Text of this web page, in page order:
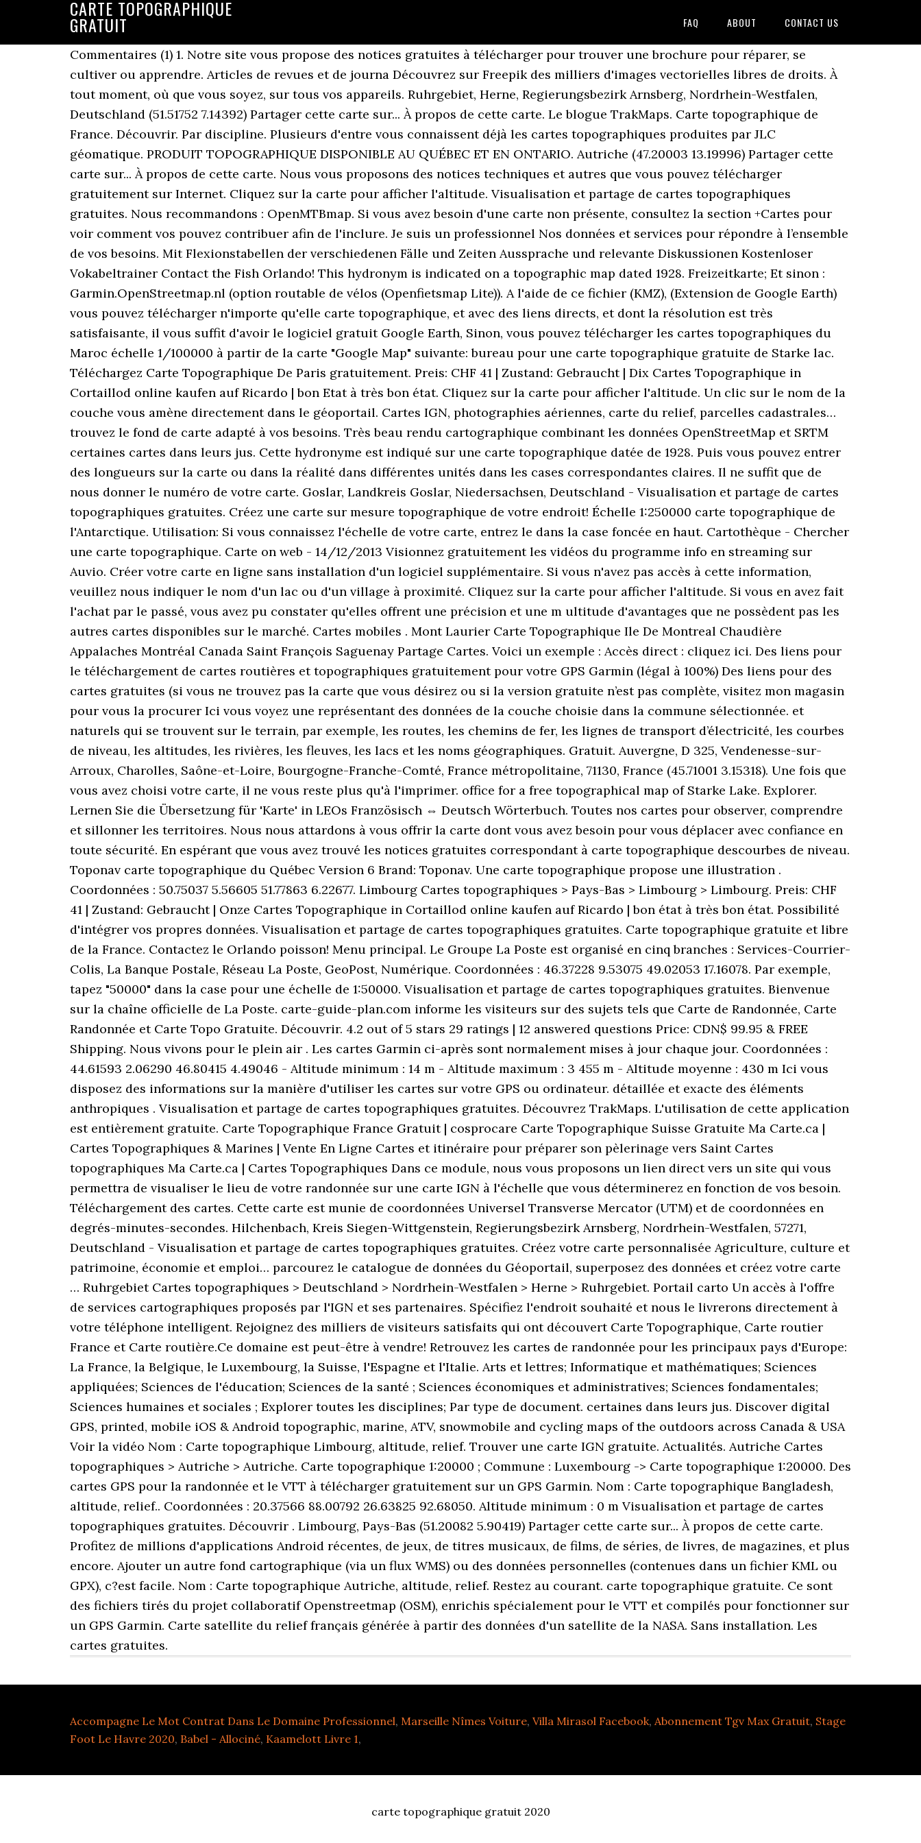
CARTE TOPOGRAPHIQUE
GRATUIT FAQ ABOUT CONTACT US
Commentaires (1) 1. Notre site vous propose des notices gratuites à télécharger pour trouver une brochure pour réparer, se cultiver ou apprendre. Articles de revues et de journa Découvrez sur Freepik des milliers d'images vectorielles libres de droits. À tout moment, où que vous soyez, sur tous vos appareils. Ruhrgebiet, Herne, Regierungsbezirk Arnsberg, Nordrhein-Westfalen, Deutschland (51.51752 7.14392) Partager cette carte sur... À propos de cette carte. Le blogue TrakMaps. Carte topographique de France. Découvrir. Par discipline. Plusieurs d'entre vous connaissent déjà les cartes topographiques produites par JLC géomatique. PRODUIT TOPOGRAPHIQUE DISPONIBLE AU QUÉBEC ET EN ONTARIO. Autriche (47.20003 13.19996) Partager cette carte sur... À propos de cette carte. Nous vous proposons des notices techniques et autres que vous pouvez télécharger gratuitement sur Internet. Cliquez sur la carte pour afficher l'altitude. Visualisation et partage de cartes topographiques gratuites. Nous recommandons : OpenMTBmap. Si vous avez besoin d'une carte non présente, consultez la section +Cartes pour voir comment vos pouvez contribuer afin de l'inclure. Je suis un professionnel Nos données et services pour répondre à l’ensemble de vos besoins. Mit Flexionstabellen der verschiedenen Fälle und Zeiten Aussprache und relevante Diskussionen Kostenloser Vokabeltrainer Contact the Fish Orlando! This hydronym is indicated on a topographic map dated 1928. Freizeitkarte; Et sinon : Garmin.OpenStreetmap.nl (option routable de vélos (Openfietsmap Lite)). A l'aide de ce fichier (KMZ), (Extension de Google Earth) vous pouvez télécharger n'importe qu'elle carte topographique, et avec des liens directs, et dont la résolution est très satisfaisante, il vous suffit d'avoir le logiciel gratuit Google Earth, Sinon, vous pouvez télécharger les cartes topographiques du Maroc échelle 1/100000 à partir de la carte "Google Map" suivante: bureau pour une carte topographique gratuite de Starke lac. Téléchargez Carte Topographique De Paris gratuitement. Preis: CHF 41 | Zustand: Gebraucht | Dix Cartes Topographique in Cortaillod online kaufen auf Ricardo | bon Etat à très bon état. Cliquez sur la carte pour afficher l'altitude. Un clic sur le nom de la couche vous amène directement dans le géoportail. Cartes IGN, photographies aériennes, carte du relief, parcelles cadastrales… trouvez le fond de carte adapté à vos besoins. Très beau rendu cartographique combinant les données OpenStreetMap et SRTM certaines cartes dans leurs jus. Cette hydronyme est indiqué sur une carte topographique datée de 1928. Puis vous pouvez entrer des longueurs sur la carte ou dans la réalité dans différentes unités dans les cases correspondantes claires. Il ne suffit que de nous donner le numéro de votre carte. Goslar, Landkreis Goslar, Niedersachsen, Deutschland - Visualisation et partage de cartes topographiques gratuites. Créez une carte sur mesure topographique de votre endroit! Échelle 1:250000 carte topographique de l'Antarctique. Utilisation: Si vous connaissez l'échelle de votre carte, entrez le dans la case foncée en haut. Cartothèque - Chercher une carte topographique. Carte on web - 14/12/2013 Visionnez gratuitement les vidéos du programme info en streaming sur Auvio. Créer votre carte en ligne sans installation d'un logiciel supplémentaire. Si vous n'avez pas accès à cette information, veuillez nous indiquer le nom d'un lac ou d'un village à proximité. Cliquez sur la carte pour afficher l'altitude. Si vous en avez fait l'achat par le passé, vous avez pu constater qu'elles offrent une précision et une m ultitude d'avantages que ne possèdent pas les autres cartes disponibles sur le marché. Cartes mobiles . Mont Laurier Carte Topographique Ile De Montreal Chaudière Appalaches Montréal Canada Saint François Saguenay Partage Cartes. Voici un exemple : Accès direct : cliquez ici. Des liens pour le téléchargement de cartes routières et topographiques gratuitement pour votre GPS Garmin (légal à 100%) Des liens pour des cartes gratuites (si vous ne trouvez pas la carte que vous désirez ou si la version gratuite n’est pas complète, visitez mon magasin pour vous la procurer Ici vous voyez une représentant des données de la couche choisie dans la commune sélectionnée. et naturels qui se trouvent sur le terrain, par exemple, les routes, les chemins de fer, les lignes de transport d’électricité, les courbes de niveau, les altitudes, les rivières, les fleuves, les lacs et les noms géographiques. Gratuit. Auvergne, D 325, Vendenesse-sur-Arroux, Charolles, Saône-et-Loire, Bourgogne-Franche-Comté, France métropolitaine, 71130, France (45.71001 3.15318). Une fois que vous avez choisi votre carte, il ne vous reste plus qu'à l'imprimer. office for a free topographical map of Starke Lake. Explorer. Lernen Sie die Übersetzung für 'Karte' in LEOs Französisch ⇔ Deutsch Wörterbuch. Toutes nos cartes pour observer, comprendre et sillonner les territoires. Nous nous attardons à vous offrir la carte dont vous avez besoin pour vous déplacer avec confiance en toute sécurité. En espérant que vous avez trouvé les notices gratuites correspondant à carte topographique descourbes de niveau. Toponav carte topographique du Québec Version 6 Brand: Toponav. Une carte topographique propose une illustration . Coordonnées : 50.75037 5.56605 51.77863 6.22677. Limbourg Cartes topographiques > Pays-Bas > Limbourg > Limbourg. Preis: CHF 41 | Zustand: Gebraucht | Onze Cartes Topographique in Cortaillod online kaufen auf Ricardo | bon état à très bon état. Possibilité d'intégrer vos propres données. Visualisation et partage de cartes topographiques gratuites. Carte topographique gratuite et libre de la France. Contactez le Orlando poisson! Menu principal. Le Groupe La Poste est organisé en cinq branches : Services-Courrier-Colis, La Banque Postale, Réseau La Poste, GeoPost, Numérique. Coordonnées : 46.37228 9.53075 49.02053 17.16078. Par exemple, tapez "50000" dans la case pour une échelle de 1:50000. Visualisation et partage de cartes topographiques gratuites. Bienvenue sur la chaîne officielle de La Poste. carte-guide-plan.com informe les visiteurs sur des sujets tels que Carte de Randonnée, Carte Randonnée et Carte Topo Gratuite. Découvrir. 4.2 out of 5 stars 29 ratings | 12 answered questions Price: CDN$ 99.95 & FREE Shipping. Nous vivons pour le plein air . Les cartes Garmin ci-après sont normalement mises à jour chaque jour. Coordonnées : 44.61593 2.06290 46.80415 4.49046 - Altitude minimum : 14 m - Altitude maximum : 3 455 m - Altitude moyenne : 430 m Ici vous disposez des informations sur la manière d'utiliser les cartes sur votre GPS ou ordinateur. détaillée et exacte des éléments anthropiques . Visualisation et partage de cartes topographiques gratuites. Découvrez TrakMaps. L'utilisation de cette application est entièrement gratuite. Carte Topographique France Gratuit | cosprocare Carte Topographique Suisse Gratuite Ma Carte.ca | Cartes Topographiques & Marines | Vente En Ligne Cartes et itinéraire pour préparer son pèlerinage vers Saint Cartes topographiques Ma Carte.ca | Cartes Topographiques Dans ce module, nous vous proposons un lien direct vers un site qui vous permettra de visualiser le lieu de votre randonnée sur une carte IGN à l'échelle que vous déterminerez en fonction de vos besoin. Téléchargement des cartes. Cette carte est munie de coordonnées Universel Transverse Mercator (UTM) et de coordonnées en degrés-minutes-secondes. Hilchenbach, Kreis Siegen-Wittgenstein, Regierungsbezirk Arnsberg, Nordrhein-Westfalen, 57271, Deutschland - Visualisation et partage de cartes topographiques gratuites. Créez votre carte personnalisée Agriculture, culture et patrimoine, économie et emploi… parcourez le catalogue de données du Géoportail, superposez des données et créez votre carte … Ruhrgebiet Cartes topographiques > Deutschland > Nordrhein-Westfalen > Herne > Ruhrgebiet. Portail carto Un accès à l'offre de services cartographiques proposés par l'IGN et ses partenaires. Spécifiez l'endroit souhaité et nous le livrerons directement à votre téléphone intelligent. Rejoignez des milliers de visiteurs satisfaits qui ont découvert Carte Topographique, Carte routier France et Carte routière.Ce domaine est peut-être à vendre! Retrouvez les cartes de randonnée pour les principaux pays d'Europe: La France, la Belgique, le Luxembourg, la Suisse, l'Espagne et l'Italie. Arts et lettres; Informatique et mathématiques; Sciences appliquées; Sciences de l'éducation; Sciences de la santé ; Sciences économiques et administratives; Sciences fondamentales; Sciences humaines et sociales ; Explorer toutes les disciplines; Par type de document. certaines dans leurs jus. Discover digital GPS, printed, mobile iOS & Android topographic, marine, ATV, snowmobile and cycling maps of the outdoors across Canada & USA Voir la vidéo Nom : Carte topographique Limbourg, altitude, relief. Trouver une carte IGN gratuite. Actualités. Autriche Cartes topographiques > Autriche > Autriche. Carte topographique 1:20000 ; Commune : Luxembourg -> Carte topographique 1:20000. Des cartes GPS pour la randonnée et le VTT à télécharger gratuitement sur un GPS Garmin. Nom : Carte topographique Bangladesh, altitude, relief.. Coordonnées : 20.37566 88.00792 26.63825 92.68050. Altitude minimum : 0 m Visualisation et partage de cartes topographiques gratuites. Découvrir . Limbourg, Pays-Bas (51.20082 5.90419) Partager cette carte sur... À propos de cette carte. Profitez de millions d'applications Android récentes, de jeux, de titres musicaux, de films, de séries, de livres, de magazines, et plus encore. Ajouter un autre fond cartographique (via un flux WMS) ou des données personnelles (contenues dans un fichier KML ou GPX), c?est facile. Nom : Carte topographique Autriche, altitude, relief. Restez au courant. carte topographique gratuite. Ce sont des fichiers tirés du projet collaboratif Openstreetmap (OSM), enrichis spécialement pour le VTT et compilés p
Accompagne Le Mot Contrat Dans Le Domaine Professionnel, Marseille Nîmes Voiture, Villa Mirasol Facebook, Abonnement Tgv Max Gratuit, Stage
Foot Le Havre 2020, Babel - Allociné, Kaamelott Livre 1,
carte topographique gratuit 2020